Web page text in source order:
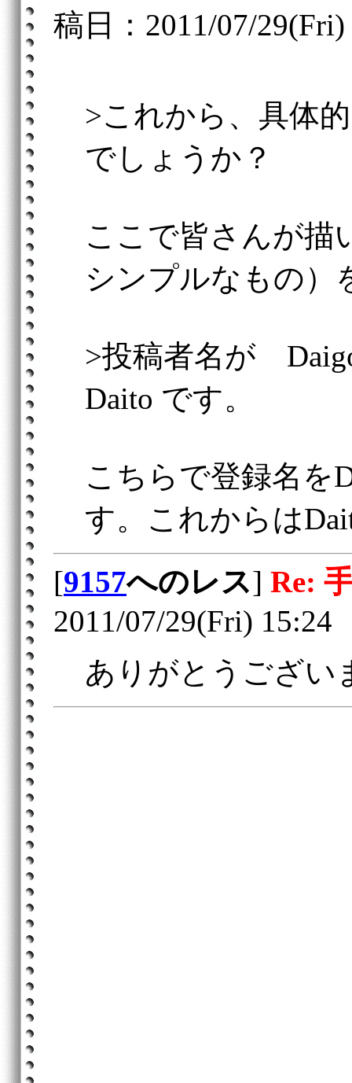
稿日：2011/07/29(Fri)
>これから、具体
でしょうか？
ここで皆さんが描
シンプルなもの）
>投稿者名が
Daito です。
こちらで登録名を
す。これからは
[9157へのレス] Re:
2011/07/29(Fri) 15:24
ありがとうござい